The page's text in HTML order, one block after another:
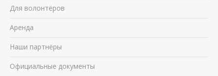
Для волонтёров
Аренда
Наши партнёры
Официальные документы